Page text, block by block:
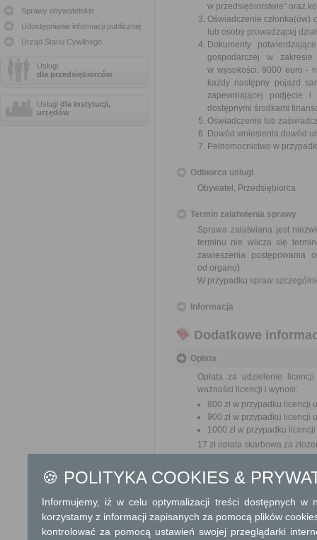
Sprawy obywatelskie
Udostępnianie informacji publicznej
Urząd Stanu Cywilnego
Usługi
dla przedsiębiorców
Usługi dla instytucji,
urzędów
w przedsiębiorstwie" oraz
Oświadczenie członka(ów)
lub osoby prowadzącej
Dokumenty
gospodarczej w
w wysokości: 9000 euro -
każdy następny pojazd
zapewniającej podjęcie i
dostępnymi środkami
Oświadczenie lub
Dowód wniesienia dowód
Pełnomocnictwo w
Odbiorca usługi
Obywatel, Przedsiębiorca
Termin załatwienia sprawy
Sprawa załatwiana jest
terminu nie wlicza się
zawieszenia postępowania
od organu).
W przypadku spraw
Informacja
Dodatkowe
Opłata
Opłata za udzielenie
ważności licencji i wynosi:
800 zł w przypadku licencji
900 zł w przypadku licencji
1000 zł w przypadku
17 zł opłata skarbowa za
Tryb odwoławczy
za pośrednictwem organu,
jego nadania w polskiej
🍪 POLITYKA COOKIES &
Informujemy, iż w celu optymalizacji treści dostępnych w
korzystamy z informacji zapisanych za pomocą plików
kontrolować za pomocą ustawień swojej przeglądarki